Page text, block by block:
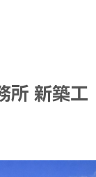
所 新築工